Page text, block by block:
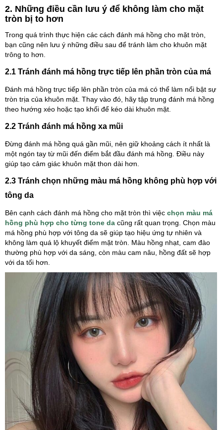
2. Những điều cần lưu ý để không làm cho mặt
tròn bị to hơn
Trong quá trình thực hiện các cách đánh má hồng cho mặt tròn,
bạn cũng nên lưu ý những điều sau để tránh làm cho khuôn mặt
trông to hơn.
2.1 Tránh đánh má hồng trực tiếp lên phần tròn của má
Đánh má hồng trực tiếp lên phần tròn của má có thể làm nổi bật sự
tròn trịa của khuôn mặt. Thay vào đó, hãy tập trung đánh má hồng
theo hướng xéo hoặc tạo khối để kéo dài khuôn mặt.
2.2 Tránh đánh má hồng xa mũi
Đừng đánh má hồng quá gần mũi, nên giữ khoảng cách ít nhất là
một ngón tay từ mũi đến điểm bắt đầu đánh má hồng. Điều này
giúp tạo cảm giác khuôn mặt thon dài hơn.
2.3 Tránh chọn những màu má hồng không phù hợp với
tông da
Bên cạnh cách đánh má hồng cho mặt tròn thì việc chọn màu má
hồng phù hợp cho từng tone da cũng rất quan trọng. Chọn màu
má hồng phù hợp với tông da sẽ giúp tạo hiệu ứng tự nhiên và
không làm quá lộ khuyết điểm mặt tròn. Màu hồng nhạt, cam đào
thường phù hợp với da sáng, còn màu cam nâu, hồng đất sẽ hợp
với da tối hơn.